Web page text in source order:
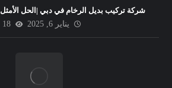
شركة تركيب بديل الرخام في دبي |الحل
يناير 6, 2025
18